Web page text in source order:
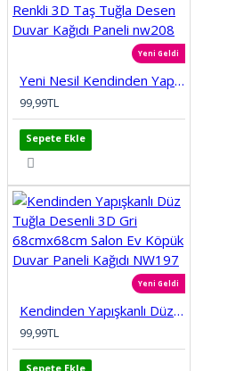
Yeni Geldi
Yeni Nesil Kendinden Yapışkanlı Esnek Sünger Renkli 3D Taş Tuğla Desen Duvar Kağıdı Paneli nw208
99,99TL
Sepete Ekle
Yeni Geldi
Kendinden Yapışkanlı Düz Tuğla Desenli 3D Gri 68cmx68cm Salon Ev Köpük Duvar Paneli Kağıdı NW197
99,99TL
Sepete Ekle